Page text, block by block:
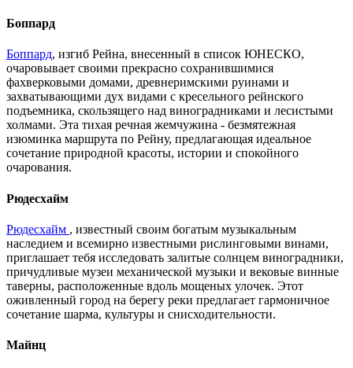
Боппард
Боппард, изгиб Рейна, внесенный в список ЮНЕСКО,
очаровывает своими прекрасно сохранившимися
фахверковыми домами, древнеримскими руинами и
захватывающими дух видами с кресельного рейнского
подъемника, скользящего над виноградниками и лесистыми
холмами. Эта тихая речная жемчужина - безмятежная
изюминка маршрута по Рейну, предлагающая идеальное
сочетание природной красоты, истории и спокойного
очарования.
Рюдесхайм
Рюдесхайм , известный своим богатым музыкальным
наследием и всемирно известными рислинговыми винами,
приглашает тебя исследовать залитые солнцем виноградники,
причудливые музеи механической музыки и вековые винные
таверны, расположенные вдоль мощеных улочек. Этот
оживленный город на берегу реки предлагает гармоничное
сочетание шарма, культуры и снисходительности.
Майнц